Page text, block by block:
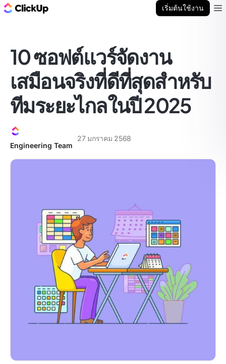
เริ่มต้นใช้งาน
10 ซอฟต์แวร์จัดงาน
เสมือนจริงที่ดีที่สุดสำหรับ
ทีมระยะไกลในปี 2025
Engineering Team
27 มกราคม 2568